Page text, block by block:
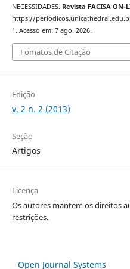
NECESSIDADES. Revista FACISA ON-
https://
1. Acesso em: 7 ago. 2026.
Fomatos de Citação
Edição
v. 2 n. 2 (2013)
Seção
Artigos
Licença
Os autores mantem os direitos
restrições.
Open Journal Systems